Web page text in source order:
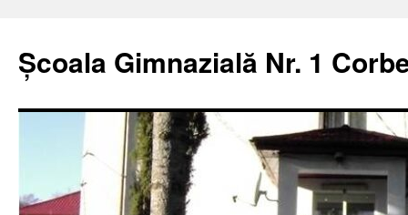
Școala Gimnazială Nr. 1